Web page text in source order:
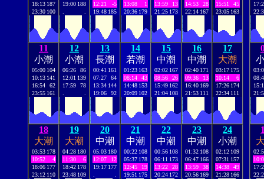
18:13 187
23:30 100
19:00 188
12:21
-5
19:48 185
13:08
1
20:36 179
13:59
13
21:25 173
14:53
28
22:14 167
15:51
45
23:05 163
11
小潮
05:00 104
10:13 141
16:54
62
23:55 161
12
小潮
06:26
86
12:01 139
17:59
78
13
長潮
00:41 161
07:27
64
13:34 144
19:06
92
14
若潮
01:23 163
08:14
43
14:48 153
20:09 102
15
中潮
02:02 167
08:56
26
15:49 162
21:04 108
16
中潮
02:40 171
09:36
13
16:40 169
21:53 111
17
大潮
03:17 175
10:14
6
17:26 174
22:34 111
18
大潮
03:53 178
10:52
4
18:06 177
23:12 110
19
大潮
04:28 180
11:30
6
18:42 178
23:48 109
20
中潮
05:03 180
12:07
12
19:17 177
21
中潮
00:22 108
05:37 178
12:45
19
19:51 175
22
中潮
00:56 108
06:11 173
13:22
28
20:24 172
23
中潮
01:32 108
06:47 166
13:59
38
20:56 169
24
小潮
02:12 109
07:31 157
14:38
49
21:28 166